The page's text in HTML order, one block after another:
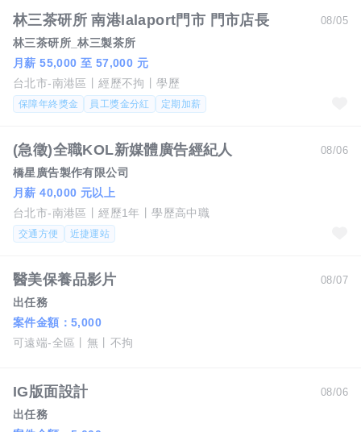
08/05
林三茶研所 南港lalaport門市 門市店長
林三茶研所_林三製茶所
月薪 55,000 至 57,000 元
台北市-南港區
經歷不拘 學歷
保障年終獎金 員工獎金分紅 定期加薪
08/06
(急徵)全職KOL新媒體廣告經紀人
橋星廣告製作有限公司
月薪 40,000 元以上
台北市-南港區
經歷1年 學歷高中職
交通方便 近捷運站
08/07
醫美保養品影片
出任務
案件金額： 5,000
可遠端-全區
無 不拘
08/06
IG版面設計
出任務